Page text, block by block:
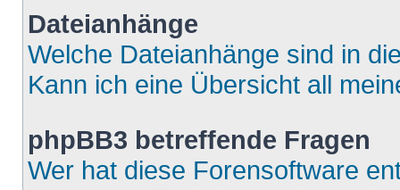
Dateianhänge
Welche Dateianhänge sind in
Kann ich eine Übersicht all
phpBB3 betreffende Fragen
Wer hat diese Forensoftware